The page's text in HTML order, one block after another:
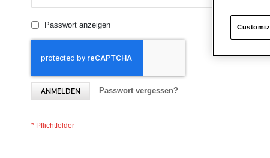
Passwort anzeigen
ANMELDEN Passwort vergessen?